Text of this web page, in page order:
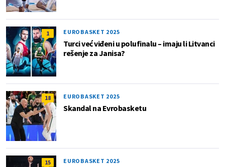
1 EUROBASKET 2025
Turci već viđeni u polufinalu – imaju li Litvanci
rešenje za Janisa?
18 EUROBASKET 2025
Skandal na Evrobasketu
15 EUROBASKET 2025